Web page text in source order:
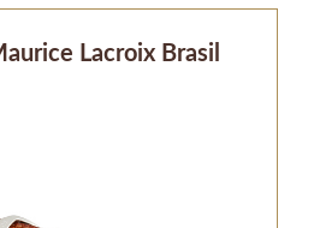
Lacroix Brasil